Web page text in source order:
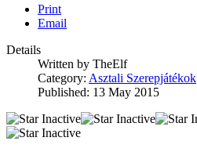
Print
Email
Details
Written by TheElf
Category: Asztali Szerepjátékok
Published: 13 May 2015